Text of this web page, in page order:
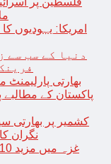
امریکا: یہودیوں
دنیا کے سب سے
بھارتی پارلیمنٹ
پاکستان کے
کشمیر پر بھارتی
نگران